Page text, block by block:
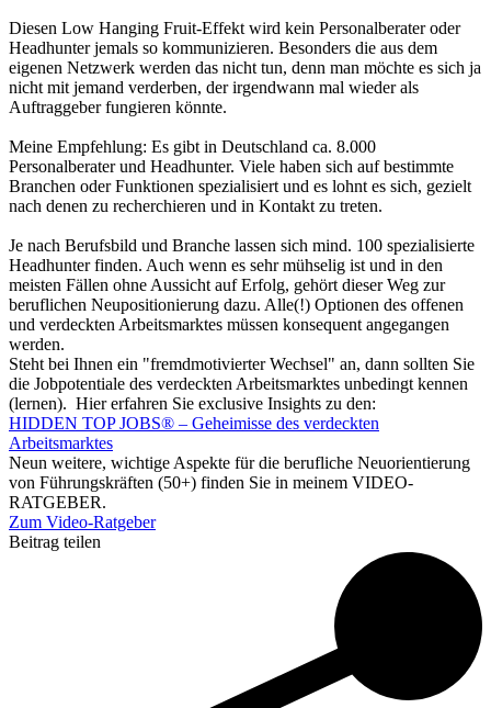
Diesen Low Hanging Fruit-Effekt wird kein Personalberater oder
Headhunter jemals so kommunizieren. Besonders die aus dem
eigenen Netzwerk werden das nicht tun, denn man möchte es sich ja
nicht mit jemand verderben, der irgendwann mal wieder als
Auftraggeber fungieren könnte.
Meine Empfehlung: Es gibt in Deutschland ca. 8.000
Personalberater und Headhunter. Viele haben sich auf bestimmte
Branchen oder Funktionen spezialisiert und es lohnt es sich, gezielt
nach denen zu recherchieren und in Kontakt zu treten.
Je nach Berufsbild und Branche lassen sich mind. 100 spezialisierte
Headhunter finden. Auch wenn es sehr mühselig ist und in den
meisten Fällen ohne Aussicht auf Erfolg, gehört dieser Weg zur
beruflichen Neupositionierung dazu. Alle(!) Optionen des offenen
und verdeckten Arbeitsmarktes müssen konsequent angegangen
werden.
Steht bei Ihnen ein "fremdmotivierter Wechsel" an, dann sollten Sie
die Jobpotentiale des verdeckten Arbeitsmarktes unbedingt kennen
(lernen). Hier erfahren Sie exclusive Insights zu den:
HIDDEN TOP JOBS® – Geheimisse des verdeckten
Arbeitsmarktes
Neun weitere, wichtige Aspekte für die berufliche Neuorientierung
von Führungskräften (50+) finden Sie in meinem VIDEO-
RATGEBER.
Zum Video-Ratgeber
Beitrag teilen